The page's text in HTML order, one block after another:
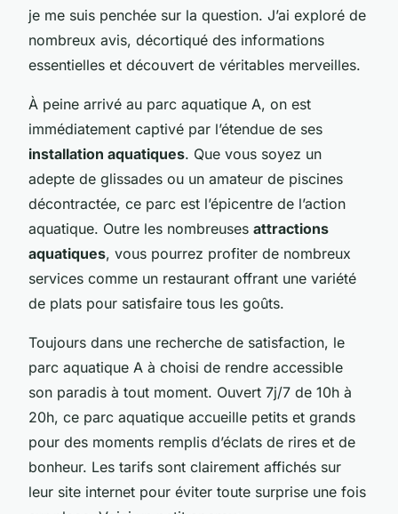
je me suis penchée sur la question. J’ai exploré de
nombreux avis, décortiqué des informations
essentielles et découvert de véritables merveilles.
À peine arrivé au parc aquatique A, on est
immédiatement captivé par l’étendue de ses
installation aquatiques. Que vous soyez un
adepte de glissades ou un amateur de piscines
décontractée, ce parc est l’épicentre de l’action
aquatique. Outre les nombreuses attractions
aquatiques, vous pourrez profiter de nombreux
services comme un restaurant offrant une variété
de plats pour satisfaire tous les goûts.
Toujours dans une recherche de satisfaction, le
parc aquatique A à choisi de rendre accessible
son paradis à tout moment. Ouvert 7j/7 de 10h à
20h, ce parc aquatique accueille petits et grands
pour des moments remplis d’éclats de rires et de
bonheur. Les tarifs sont clairement affichés sur
leur site internet pour éviter toute surprise une fois